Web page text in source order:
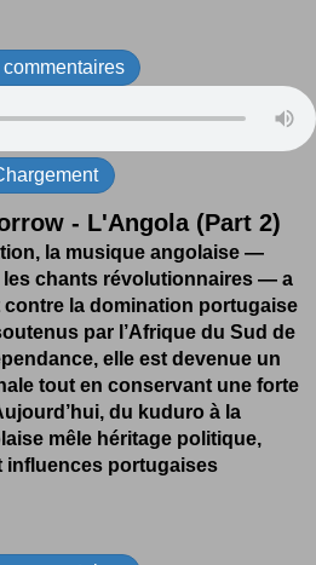
commentaires
- L'Angola (Part 2)
la musique angolaise —
les chants révolutionnaires — a
la domination portugaise
par l’Afrique du Sud de
elle est devenue un
tout en conservant une forte
du kuduro à la
mêle héritage politique,
influences portugaises